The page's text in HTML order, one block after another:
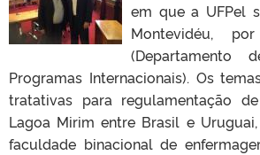
em que a UFPel
Montevidéu,
(Departamento
Programas Internacionais). Os
tratativas para regulamentação
Lagoa Mirim entre Brasil e
faculdade binacional de